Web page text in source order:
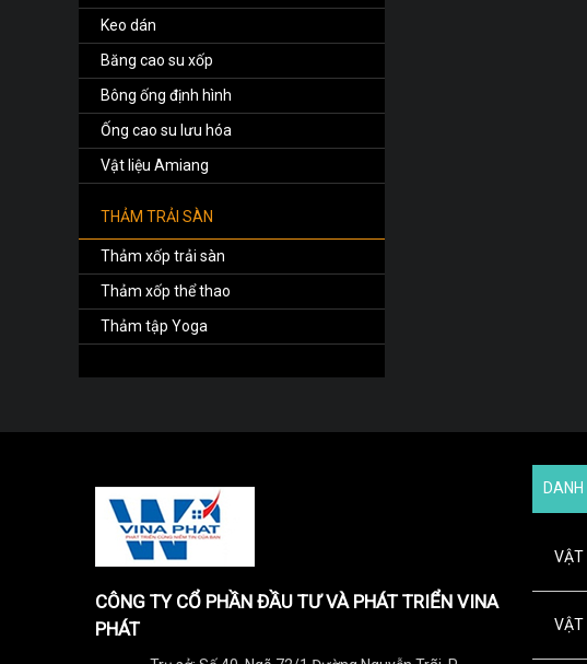
Keo dán
Băng cao su xốp
Bông ống định hình
Ống cao su lưu hóa
Vật liệu Amiang
THẢM TRẢI SÀN
Thảm xốp trải sàn
Thảm xốp thể thao
Thảm tập Yoga
CÔNG TY CỔ PHẦN ĐẦU TƯ VÀ PHÁT TRIỂN VINA
PHÁT
VẬT
VẬT